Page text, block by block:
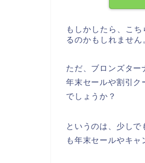
もしかしたら、こ
るのかもしれません
ただ、ブロンズター
年末セールや割引ク
でしょうか？
というのは、少し
も年末セールやキャ